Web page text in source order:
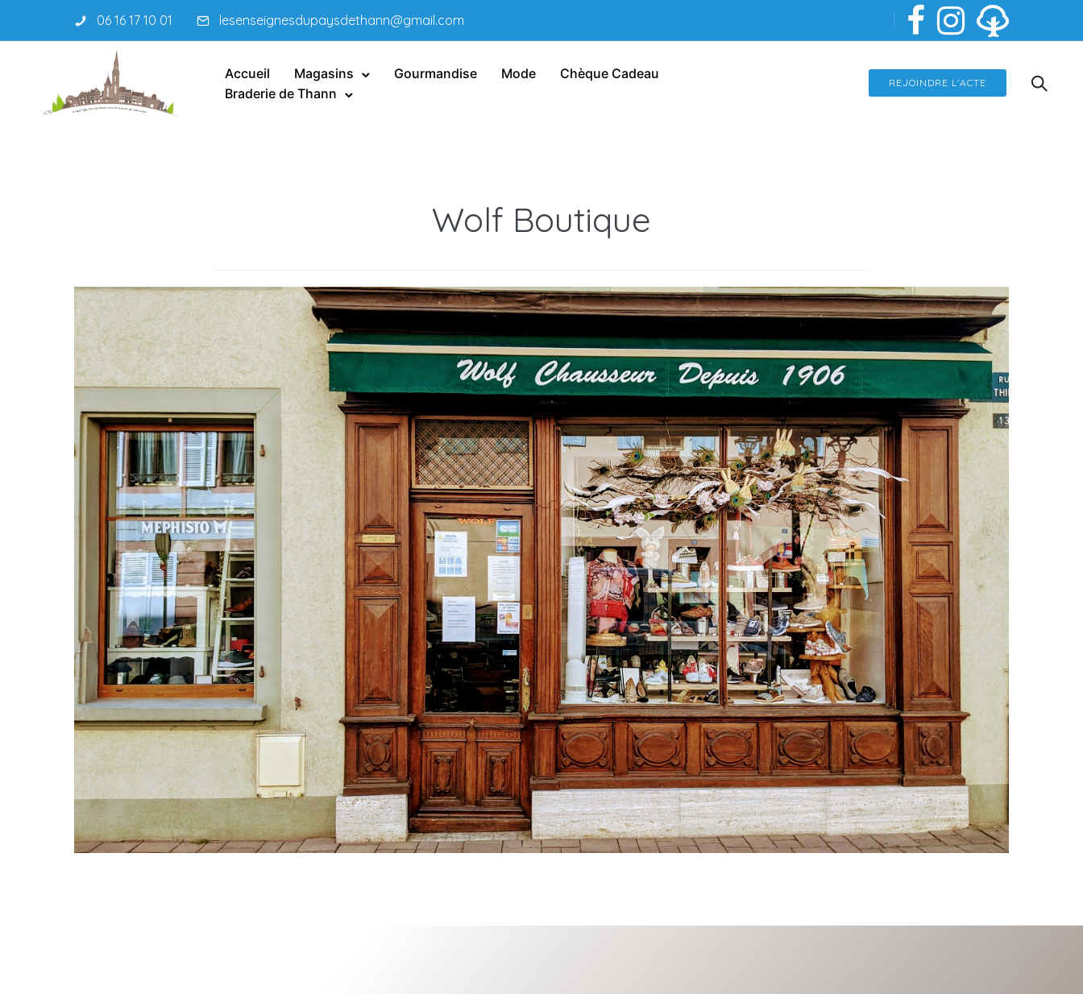
06 16 17 10 01 lesenseignesdupaysdethann@gmail.com
Accueil Magasins Gourmandise Mode
Chèque Cadeau
Braderie de Thann
REJOINDRE L'ACTE
Wolf Boutique